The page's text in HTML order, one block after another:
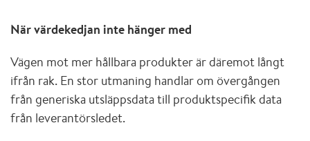
När värdekedjan inte hänger med
Vägen mot mer hållbara produkter är däremot långt
ifrån rak. En stor utmaning handlar om övergången
från generiska utsläppsdata till produktspecifik data
från leverantörsledet.